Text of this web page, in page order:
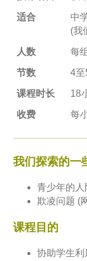
适合
中
(我
人数 每
节数 4
课程时长 18
收费 每
我们探索的一
青少年的
欺凌问题 (
课程目的
协助学生